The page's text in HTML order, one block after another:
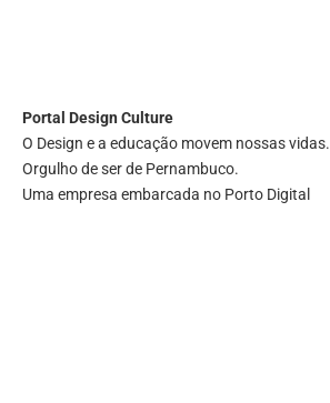
Portal Design Culture
O Design e a educação movem nossas vidas.
Orgulho de ser de Pernambuco.
Uma empresa embarcada no Porto Digital